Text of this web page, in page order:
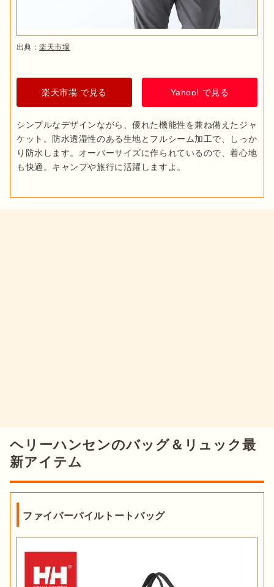
出典：楽天市場
楽天市場 で見る Yahoo! で見る
シンプルなデザインながら、優れた機能性を兼ね備えたジャ
ケット。防水透湿性のある生地とフルシーム加工で、しっか
り防水します。オーバーサイズに作られているので、着心地
も快適。キャンプや旅行に活躍しますよ。
ヘリーハンセンのバッグ＆リュック最
新アイテム
ファイバーパイルトートバッグ